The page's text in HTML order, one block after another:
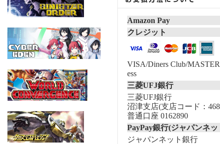
Amazon Pay
クレジット
VISA/Diners Club/
ess
三菱UFJ銀行
三菱UFJ銀行
沼津支店(支店コード：
普通口座 0162890
PayPay銀行(ジャパンネ
ジャパンネット銀行